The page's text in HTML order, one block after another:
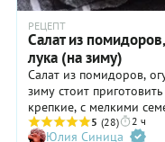
РЕЦЕПТ
Салат из
лука (на зиму)
Салат из помидоров,
зиму стоит
крепкие, с мелкими
помидоры сочные,
5 (28) 2 ч
Юлия Синица